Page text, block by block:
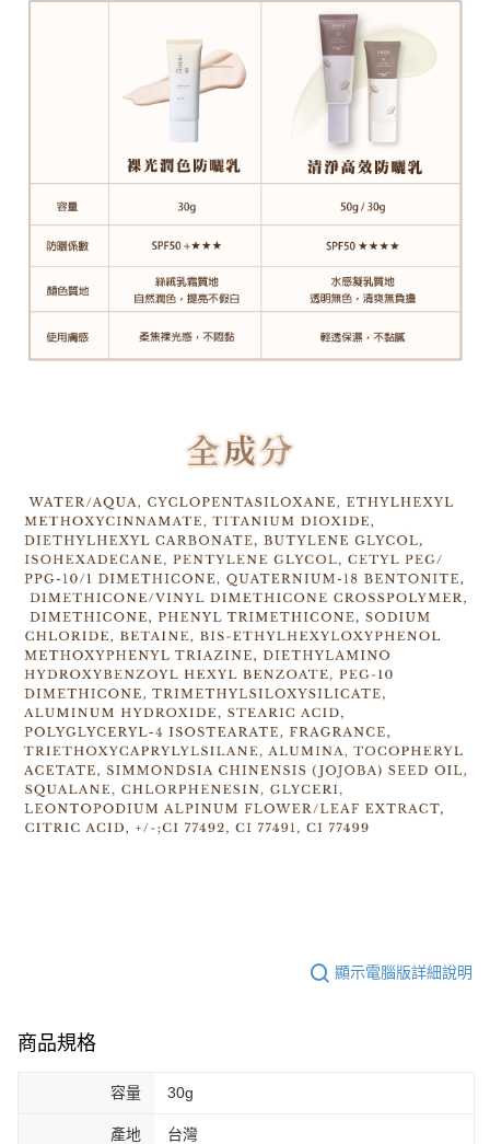
顯示電腦版詳細說明
商品規格
容量 30g
產地 台灣